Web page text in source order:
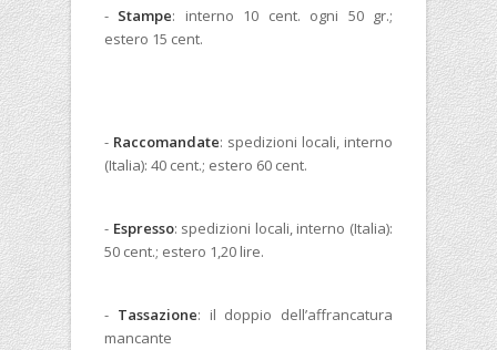
- Stampe: interno 10 cent. ogni 50 gr.;
estero 15 cent.
- Raccomandate: spedizioni locali, interno
(Italia): 40 cent.; estero 60 cent.
- Espresso: spedizioni locali, interno (Italia):
50 cent.; estero 1,20 lire.
- Tassazione: il doppio dell’affrancatura
mancante